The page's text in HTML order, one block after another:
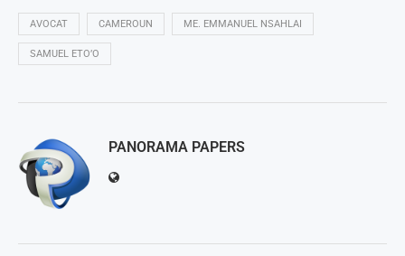
AVOCAT CAMEROUN ME. EMMANUEL NSAHLAI
SAMUEL ETO’O
PANORAMA PAPERS